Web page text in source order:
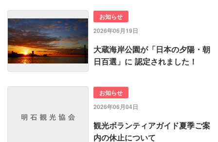
お知らせ
2026年06月19日
大蔵海岸公園が「日本の夕陽・朝
日百選」に 認定されました！
お知らせ
2026年06月04日
観光ボランティアガイド夏季ご案
内の休止について